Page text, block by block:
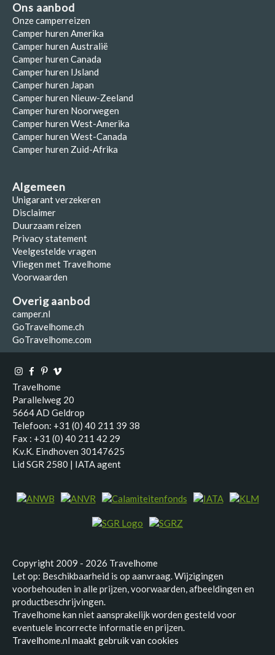
Ons aanbod
Onze camperreizen
Camper huren Amerika
Camper huren Australië
Camper huren Canada
Camper huren IJsland
Camper huren Japan
Camper huren Nieuw-Zeeland
Camper huren Noorwegen
Camper huren West-Amerika
Camper huren West-Canada
Camper huren Zuid-Afrika
Algemeen
Unigarant verzekeren
Disclaimer
Duurzaam reizen
Privacy statement
Veelgestelde vragen
Vliegen met Travelhome
Voorwaarden
Overig aanbod
camper.nl
GoTravelhome.ch
GoTravelhome.com
Travelhome
Parallelweg 20
5664 AD Geldrop
Telefoon: +31 (0) 40 211 39 38
Fax : +31 (0) 40 211 42 29
K.v.K. Eindhoven 30147625
Lid SGR 2580 | IATA agent
Copyright 2009 - 2026 Travelhome
Let op: Beschikbaarheid is op aanvraag. Wijzigingen
voorbehouden in alle prijzen, voorwaarden, afbeeldingen en
productbeschrijvingen.
Travelhome kan niet aansprakelijk worden gesteld voor
eventuele incorrecte informatie en prijzen.
Travelhome.nl maakt gebruik van cookies